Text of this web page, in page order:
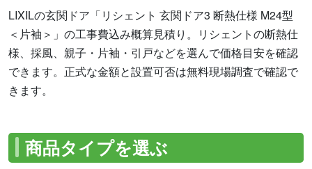
LIXILの玄関ドア「リシェント 玄関ドア3 断熱仕様 M24型
＜片袖＞」の工事費込み概算見積り。リシェントの断熱仕
様、採風、親子・片袖・引戸などを選んで価格目安を確認
できます。正式な金額と設置可否は無料現場調査で確認で
きます。
商品タイプを選ぶ